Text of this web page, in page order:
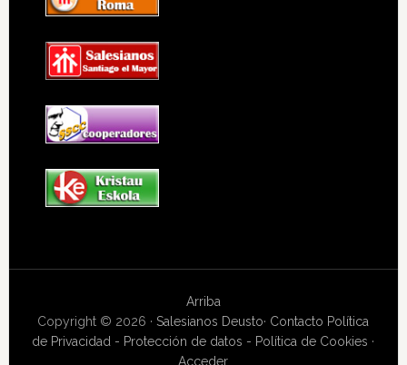
Arriba
Copyright © 2026 ·Salesianos Deusto· Contacto Política
de Privacidad - Protección de datos - Política de Cookies ·
Acceder